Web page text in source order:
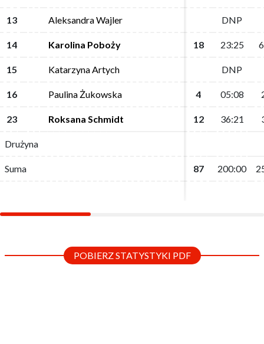
13 Aleksandra Wajler DNP
14 Karolina Poboży 18 23:25
15 Katarzyna Artych DNP
16 Paulina Żukowska 4 05:08
23 Roksana Schmidt 12 36:21
Drużyna
Suma 87 200:00
13 Aleksandra Wajler DNP
14 Karolina Poboży 18 23:25
15 Katarzyna Artych DNP
16 Paulina Żukowska 4 05:08
23 Roksana Schmidt 12 36:21
Drużyna
Suma 87 200:00
POBIERZ STATYSTYKI PDF